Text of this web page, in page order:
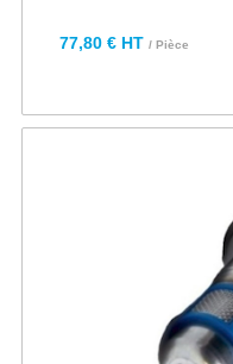
77,80 € HT / Pièce